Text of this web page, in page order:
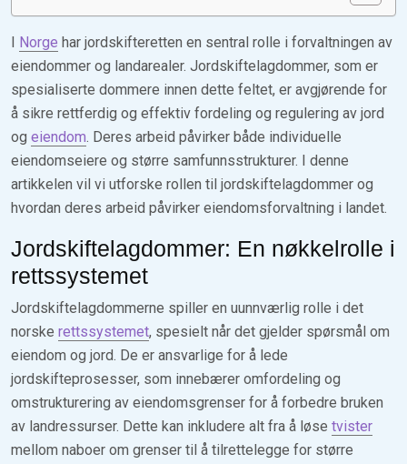
Norge har jordskifteretten en sentral rolle i forvaltningen av
eiendommer og landarealer. Jordskiftelagdommer, som er
spesialiserte dommere innen dette feltet, er avgjørende for
å sikre rettferdig og effektiv fordeling og regulering av jord
og eiendom. Deres arbeid påvirker både individuelle
eiendomseiere og større samfunnsstrukturer. I denne
artikkelen vil vi utforske rollen til jordskiftelagdommer og
hvordan deres arbeid påvirker eiendomsforvaltning i landet.
Jordskiftelagdommer: En nøkkelrolle i
rettssystemet
Jordskiftelagdommerne spiller en uunnværlig rolle i det
norske rettssystemet, spesielt når det gjelder spørsmål om
eiendom og jord. De er ansvarlige for å lede
jordskifteprosesser, som innebærer omfordeling og
omstrukturering av eiendomsgrenser for å forbedre bruken
av landressurser. Dette kan inkludere alt fra å løse tvister
mellom naboer om grenser til å tilrettelegge for større